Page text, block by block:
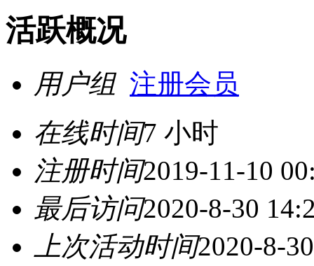
活跃概况
用户组 注册会员
在线时间7 小时
注册时间2019-11-10
最后访问2020-8-30
上次活动时间2020-8-